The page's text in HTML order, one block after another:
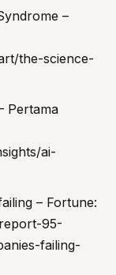
–
the-science-
Pertama
ai-
– Fortune:
95-
failing-